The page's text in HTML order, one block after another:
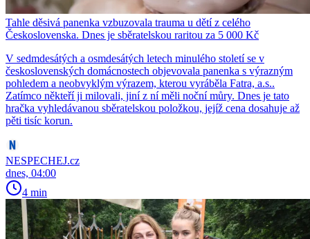
Tahle děsivá panenka vzbuzovala trauma u dětí z celého
Československa. Dnes je sběratelskou raritou za 5 000 Kč
V sedmdesátých a osmdesátých letech minulého století se v
československých domácnostech objevovala panenka s výrazným
pohledem a neobvyklým výrazem, kterou vyráběla Fatra, a.s..
Zatímco někteří ji milovali, jiní z ní měli noční můry. Dnes je tato
hračka vyhledávanou sběratelskou položkou, jejíž cena dosahuje až
pěti tisíc korun.
NESPECHEJ.cz
dnes, 04:00
4 min